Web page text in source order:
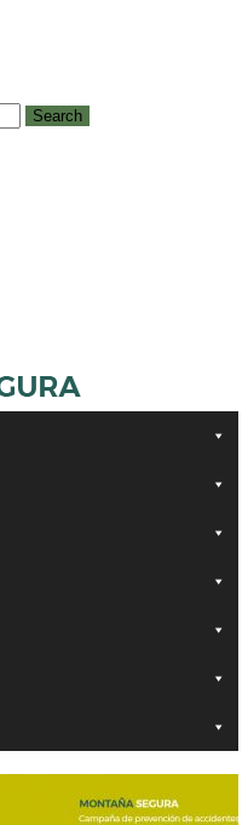
Search